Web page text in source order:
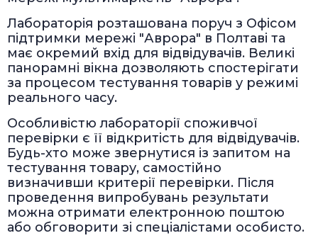
Лабораторія розташована поруч з Офісом
підтримки мережі "Аврора" в Полтаві та
має окремий вхід для відвідувачів. Великі
панорамні вікна дозволяють спостерігати
за процесом тестування товарів у режимі
реального часу.
Особливістю лабораторії споживчої
перевірки є її відкритість для відвідувачів.
Будь-хто може звернутися із запитом на
тестування товару, самостійно
визначивши критерії перевірки. Після
проведення випробувань результати
можна отримати електронною поштою
або обговорити зі спеціалістами особисто.